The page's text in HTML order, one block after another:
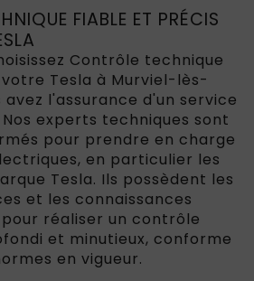
FIABLE ET PRÉCIS
Contrôle technique
Tesla à Murviel-lès-
l'assurance d'un service
experts techniques sont
pour prendre en charge
en particulier les
Tesla. Ils possèdent les
et les connaissances
réaliser un contrôle
et minutieux, conforme
en vigueur.